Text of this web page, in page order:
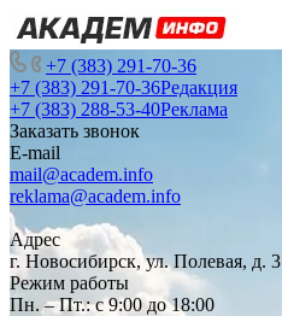
+7 (383) 291-70-36
+7 (383) 291-70-36Редакция
+7 (383) 288-53-40Реклама
Заказать звонок
E-mail
mail@academ.info
reklama@academ.info
Адрес
г. Новосибирск, ул. Полевая, д. 3
Режим работы
Пн. – Пт.: с 9:00 до 18:00